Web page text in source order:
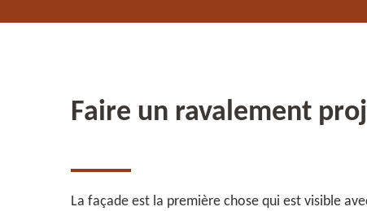
Faire un ravalement
La façade est la première chose qui est visible